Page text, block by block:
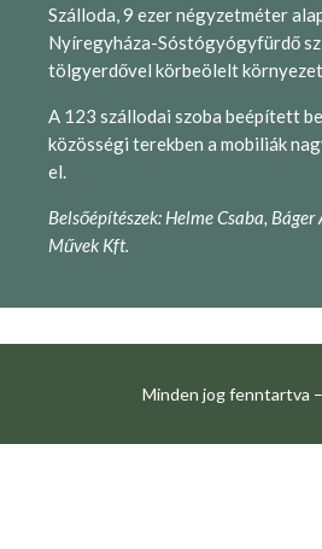
Szálloda, 9 ezer négyzetméter
Nyíregyháza-Sóstógyógyfürdő
tölgyerdővel körbeölelt
A 123 szállodai szoba beépített
közösségi terekben a mobiliák
el.
Belsőépítészek: Helme Csaba, Báger
Művek Kft.
Minden jog fenntartva